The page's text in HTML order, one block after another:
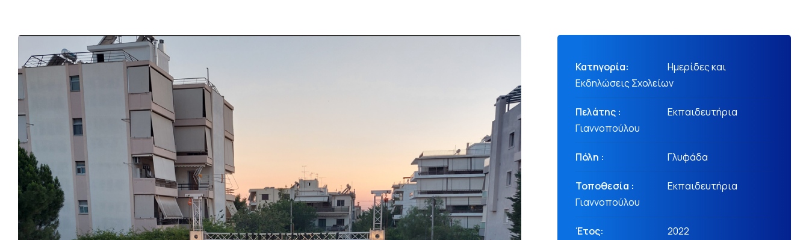
Κατηγορία:
Ημερίδες και
Εκδηλώσεις Σχολείων
Πελάτης :
Εκπαιδευτήρια
Γιαννοπούλου
Πόλη : Γλυφάδα
Τοποθεσία :
Εκπαιδευτήρια
Γιαννοπούλου
Έτος: 2022